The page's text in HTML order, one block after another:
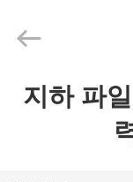
집
2026
Sinovo
Heavy지하 파